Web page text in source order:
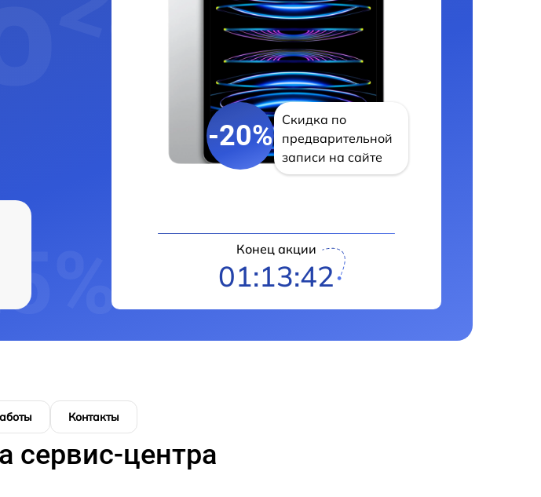
-20%
Скидка по
предварительной
записи на сайте
Конец акции
01:13:41
Контакты
сервис-центра